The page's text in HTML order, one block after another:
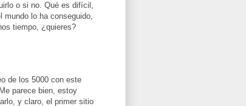
o si no. Qué es difícil,
lo ha conseguido,
tiempo, ¿quieres?
de los 5000 con este
parece bien, estoy
y claro, el primer sitio